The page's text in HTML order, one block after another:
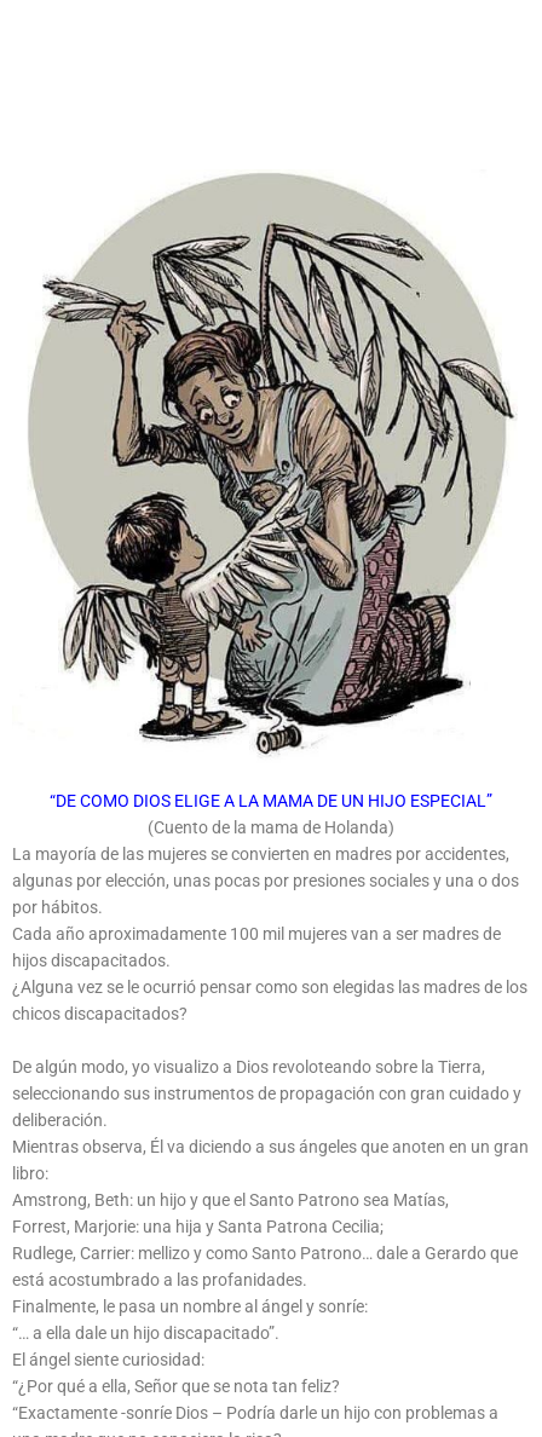
“DE COMO DIOS ELIGE A LA MAMA DE UN HIJO ESPECIAL”
(Cuento de la mama de Holanda)
La mayoría de las mujeres se convierten en madres por accidentes,
algunas por elección, unas pocas por presiones sociales y una o dos
por hábitos.
Cada año aproximadamente 100 mil mujeres van a ser madres de
hijos discapacitados.
¿Alguna vez se le ocurrió pensar como son elegidas las madres de los
chicos discapacitados?
De algún modo, yo visualizo a Dios revoloteando sobre la Tierra,
seleccionando sus instrumentos de propagación con gran cuidado y
deliberación.
Mientras observa, Él va diciendo a sus ángeles que anoten en un gran
libro:
Amstrong, Beth: un hijo y que el Santo Patrono sea Matías,
Forrest, Marjorie: una hija y Santa Patrona Cecilia;
Rudlege, Carrier: mellizo y como Santo Patrono… dale a Gerardo que
está acostumbrado a las profanidades.
Finalmente, le pasa un nombre al ángel y sonríe:
“… a ella dale un hijo discapacitado”.
El ángel siente curiosidad:
“¿Por qué a ella, Señor que se nota tan feliz?
“Exactamente -sonríe Dios – Podría darle un hijo con problemas a